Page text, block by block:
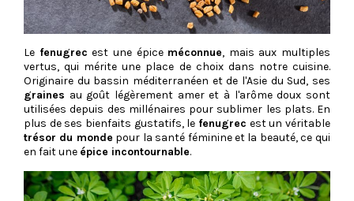
Le fenugrec est une épice méconnue, mais aux multiples
vertus, qui mérite une place de choix dans notre cuisine.
Originaire du bassin méditerranéen et de l'Asie du Sud, ses
graines au goût légèrement amer et à l'arôme doux sont
utilisées depuis des millénaires pour sublimer les plats. En
plus de ses bienfaits gustatifs, le fenugrec est un véritable
trésor du monde pour la santé féminine et la beauté, ce qui
en fait une épice incontournable.